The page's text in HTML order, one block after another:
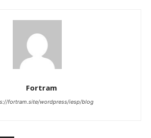
Fortram
fortram.site/wordpress/iesp/blog